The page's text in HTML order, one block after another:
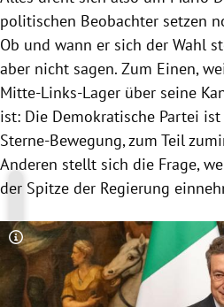
politischen Beobachter setzen
Ob und wann er sich der Wahl
aber nicht sagen. Zum Einen,
Mitte-Links-Lager über seine
ist: Die Demokratische Partei
Sterne-Bewegung, zum Teil
Anderen stellt sich die Frage,
der Spitze der Regierung
Copyright-Hinweis öffnen/